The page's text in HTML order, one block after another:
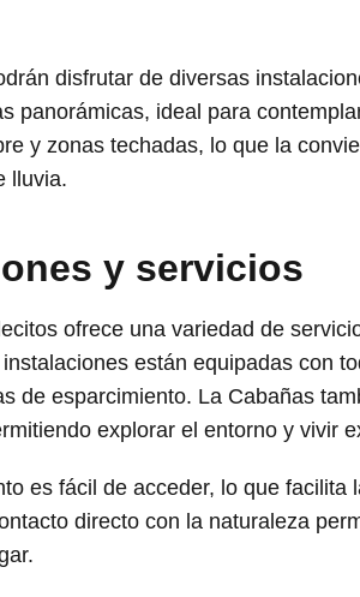
disfrutar de diversas
panorámicas, ideal para
y zonas techadas, lo que la
lluvia.
y servicios
ofrece una variedad de
están equipadas con
de esparcimiento. La Cabañas
explorar el entorno y vivir
es fácil de acceder, lo que
directo con la naturaleza